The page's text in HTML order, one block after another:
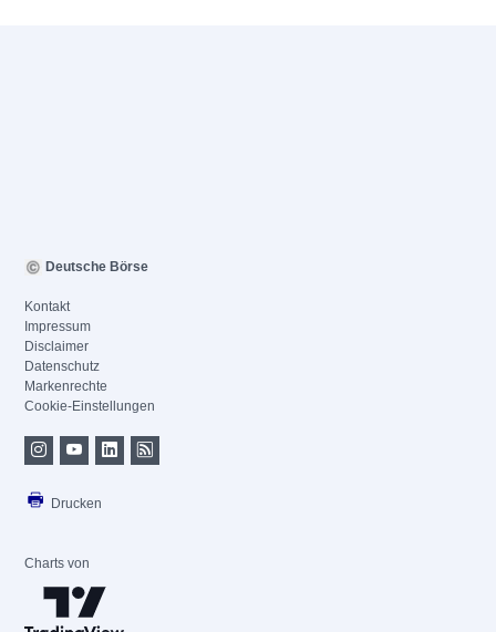
Deutsche Börse
Kontakt
Impressum
Disclaimer
Datenschutz
Markenrechte
Cookie-Einstellungen
Drucken
Charts von